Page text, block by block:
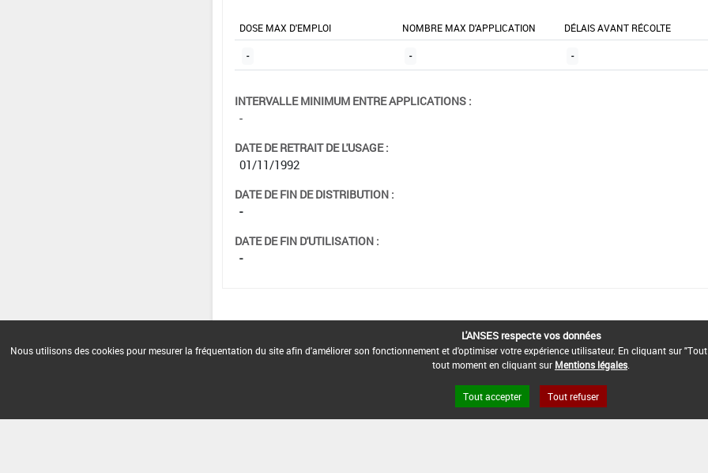
DOSE MAX D'EMPLOI NOMBRE MAX D'APPLICATION DÉLAIS AVANT RÉCOLTE
- - -
INTERVALLE MINIMUM ENTRE APPLICATIONS :
-
DATE DE RETRAIT DE L'USAGE :
01/11/1992
DATE DE FIN DE DISTRIBUTION :
-
DATE DE FIN D'UTILISATION :
-
L'ANSES respecte vos données
Nous utilisons des cookies pour mesurer la fréquentation du site afin d'améliorer son fonctionnement et d'optimiser votre expérience utilisateur. En cliquant sur
tout moment en cliquant sur Mentions légales
Tout accepter Tout refuser